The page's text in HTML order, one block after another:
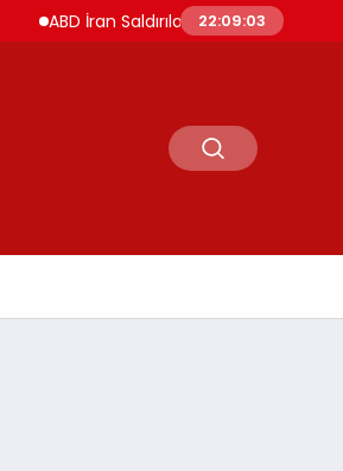
ABD İran Saldırılarını Askıya Aldı Hürmüz
22:09:04